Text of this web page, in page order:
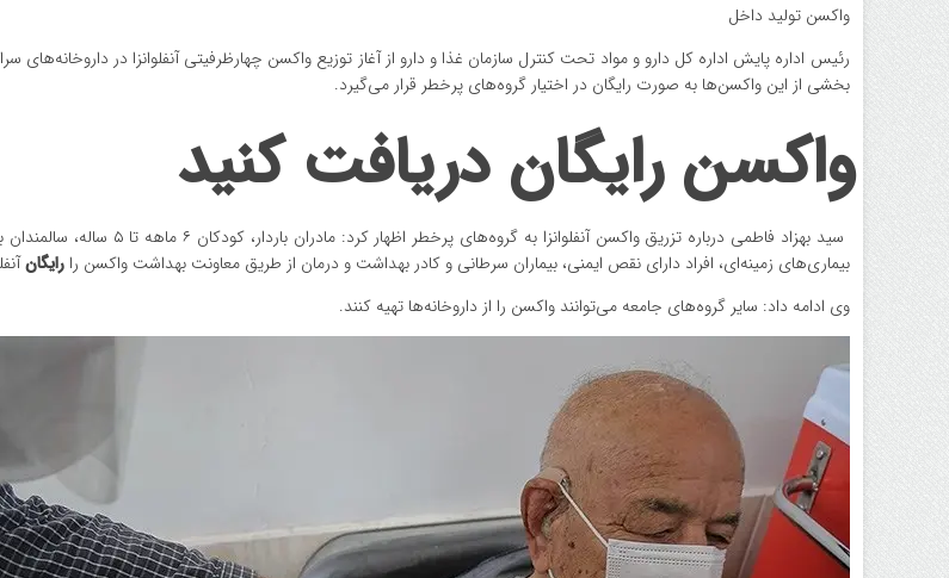
واکسن تولید داخل
رئیس اداره پایش اداره کل دارو و مواد تحت کنترل سازمان غذا و دارو از آغاز توزیع واکسن چهارظرفیتی آنفلوانزا در داروخانه‌های
بخشی از این واکسن‌ها به صورت رایگان در اختیار گروه‌های پرخطر قرار می‌گیرد.
واکسن رایگان دریافت کنید
بیماری‌های زمینه‌ای، افراد دارای نقص ایمنی، بیماران سرطانی و کادر بهداشت و درمان از طریق معاونت بهداشت واکسن رارایگان
وی ادامه داد: سایر گروه‌های جامعه می‌توانند واکسن را از داروخانه‌ها تهیه کنند.